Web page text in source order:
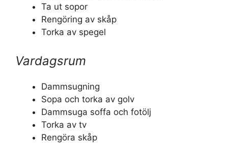
Ta ut sopor
Rengöring av skåp
Torka av spegel
Vardagsrum
Dammsugning
Sopa och torka av golv
Dammsuga soffa och fotölj
Torka av tv
Rengöra skåp